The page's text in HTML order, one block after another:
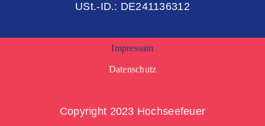
USt.-ID.: DE241136312
Copyright 2023 Hochseefeuer
Impressum
Datenschutz